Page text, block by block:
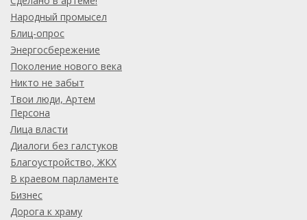
Народный промысел
Блиц-опрос
Энергосбережение
Поколение нового века
Никто не забыт
Твои люди, Артем
Персона
Лица власти
Диалоги без галстуков
Благоустройство, ЖКХ
В краевом парламенте
Бизнес
Дорога к храму